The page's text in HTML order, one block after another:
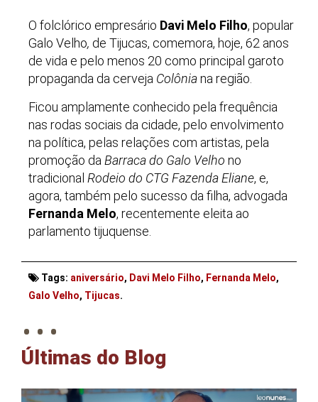
O folclórico empresário Davi Melo Filho, popular
Galo Velho, de Tijucas, comemora, hoje, 62 anos
de vida e pelo menos 20 como principal garoto
propaganda da cerveja Colôniana região.
Ficou amplamente conhecido pela frequência
nas rodas sociais da cidade, pelo envolvimento
na política, pelas relações com artistas, pela
promoção da Barraca do Galo Velho no
tradicional Rodeio do CTG Fazenda Eliane, e,
agora, também pelo sucesso da filha, advogada
Fernanda Melo, recentemente eleita ao
parlamento tijuquense.
Tags: aniversário, Davi Melo Filho, Fernanda Melo,
Galo Velho, Tijucas.
. . .
Últimas do Blog